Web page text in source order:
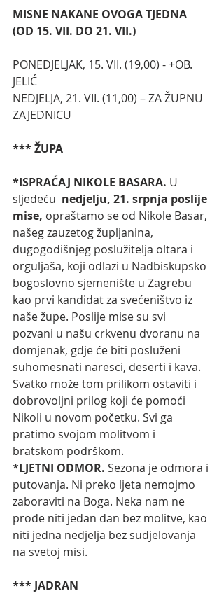
MISNE NAKANE OVOGA TJEDNA
(OD 15. VII. DO 21. VII.)
PONEDJELJAK, 15. VII. (19,00) - +OB.
JELIĆ
NEDJELJA, 21. VII. (11,00) – ZA ŽUPNU
ZAJEDNICU
*** ŽUPA
*ISPRAĆAJ NIKOLE BASARA. U
sljedeću nedjelju, 21. srpnja poslije
mise, opraštamo se od Nikole Basar,
našeg zauzetog župljanina,
dugogodišnjeg poslužitelja oltara i
orguljaša, koji odlazi u Nadbiskupsko
bogoslovno sjemenište u Zagrebu
kao prvi kandidat za svećeništvo iz
naše župe. Poslije mise su svi
pozvani u našu crkvenu dvoranu na
domjenak, gdje će biti posluženi
suhomesnati naresci, deserti i kava.
Svatko može tom prilikom ostaviti i
dobrovoljni prilog koji će pomoći
Nikoli u novom početku. Svi ga
pratimo svojom molitvom i
bratskom podrškom.
*LJETNI ODMOR. Sezona je odmora i
putovanja. Ni preko ljeta nemojmo
zaboraviti na Boga. Neka nam ne
prođe niti jedan dan bez molitve, kao
niti jedna nedjelja bez sudjelovanja
na svetoj misi.
*** JADRAN